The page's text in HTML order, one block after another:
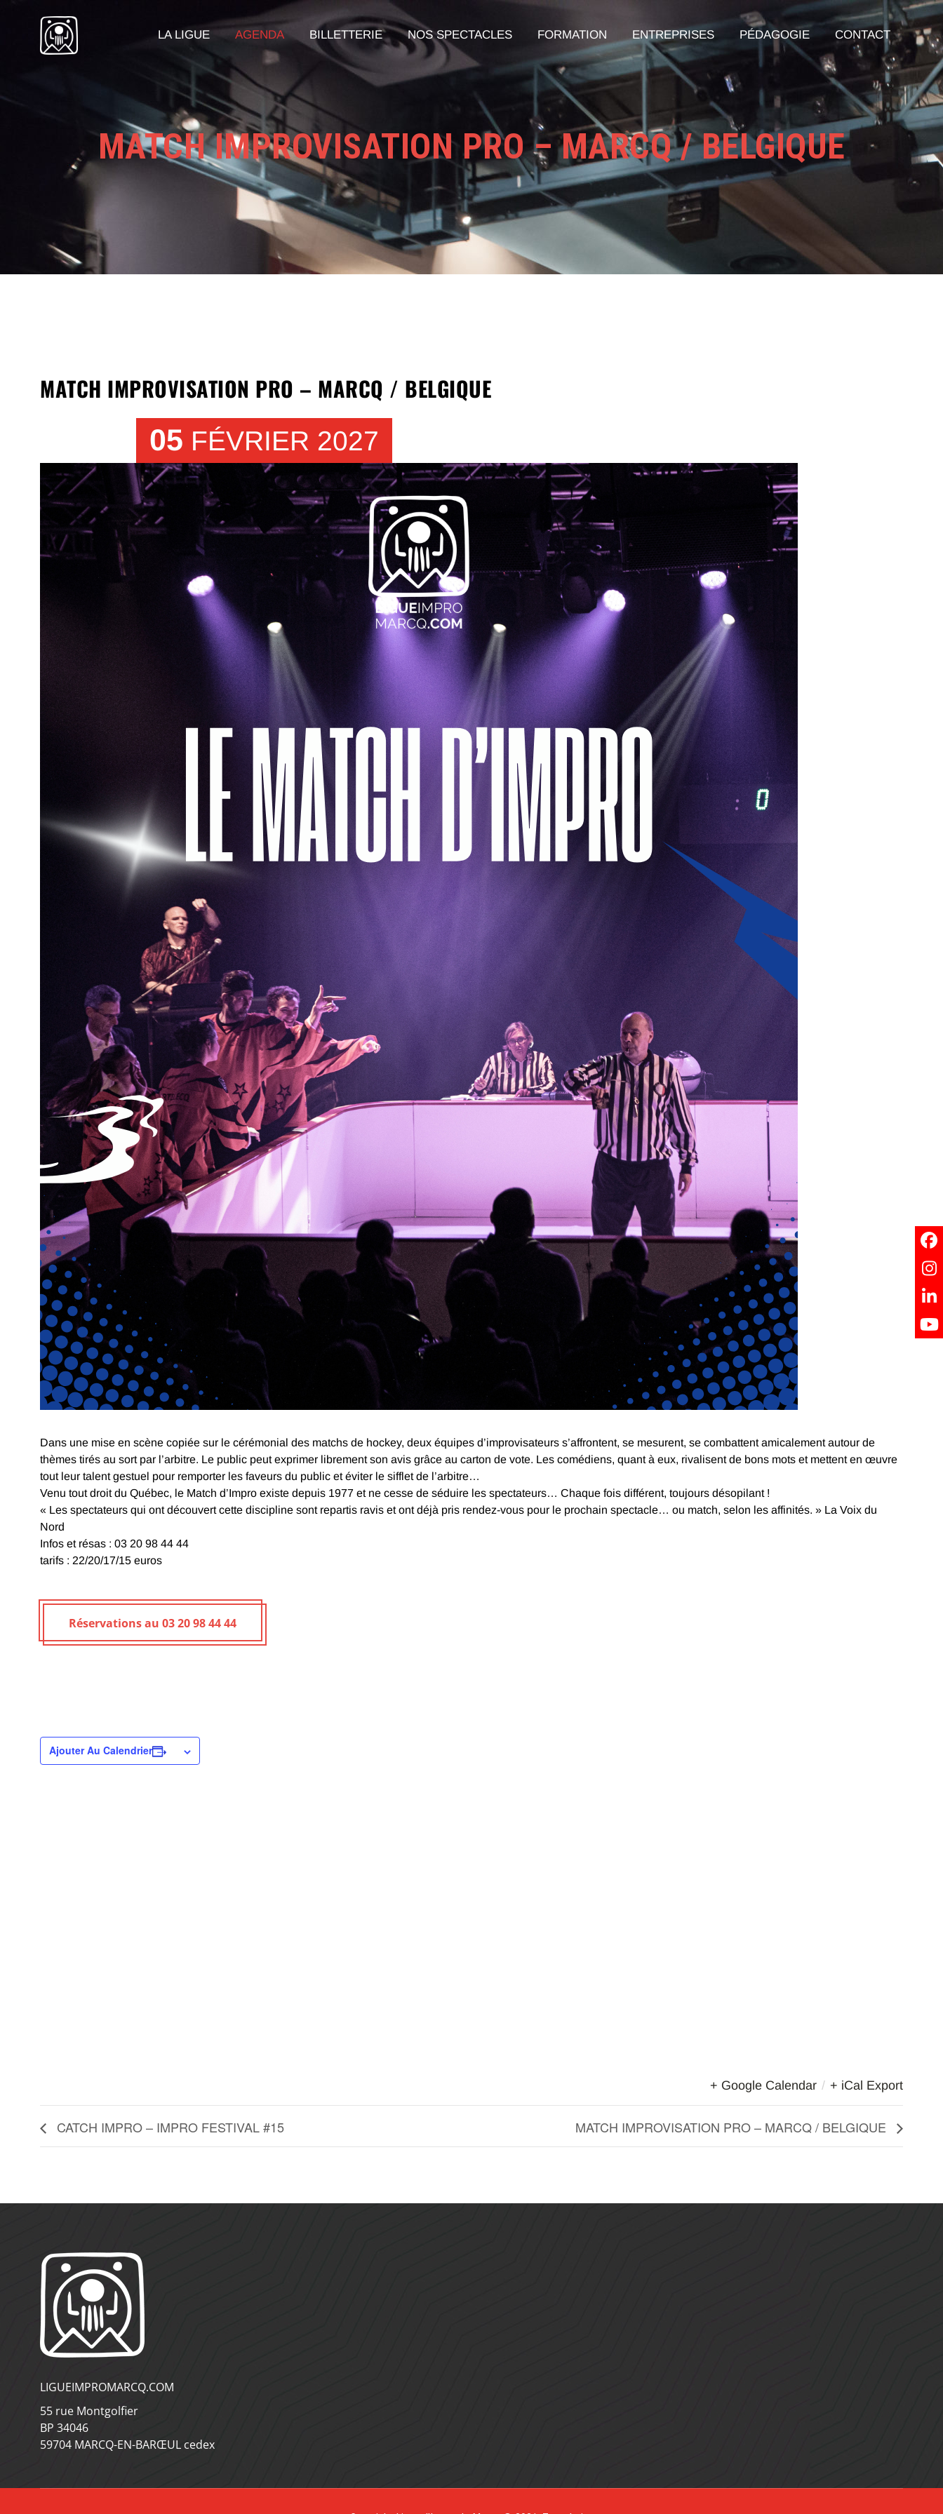
LA LIGUE AGENDA BILLETTERIE NOS SPECTACLES FORMATION ENTREPRISES PÉDAGOGIE CONTACT
MATCH IMPROVISATION PRO – MARCQ / BELGIQUE
MATCH IMPROVISATION PRO – MARCQ / BELGIQUE
05 FÉVRIER 2027
Dans une mise en scène copiée sur le cérémonial des matchs de hockey, deux équipes d’improvisateurs s’affrontent, se mesurent, se combattent amicalement autour de
thèmes tirés au sort par l’arbitre. Le public peut exprimer librement son avis grâce au carton de vote. Les comédiens, quant à eux, rivalisent de bons mots et mettent en œuvre
tout leur talent gestuel pour remporter les faveurs du public et éviter le sifflet de l’arbitre…
Venu tout droit du Québec, le Match d’Impro existe depuis 1977 et ne cesse de séduire les spectateurs… Chaque fois différent, toujours désopilant !
« Les spectateurs qui ont découvert cette discipline sont repartis ravis et ont déjà pris rendez-vous pour le prochain spectacle… ou match, selon les affinités. » La Voix du
Nord
Infos et résas : 03 20 98 44 44
tarifs : 22/20/17/15 euros
Réservations au 03 20 98 44 44
Ajouter Au Calendrier
+ Google Calendar / + iCal Export
CATCH IMPRO – IMPRO FESTIVAL #15 MATCH IMPROVISATION PRO – MARCQ / BELGIQUE
LIGUEIMPROMARCQ.COM
55 rue Montgolfier
BP 34046
59704 MARCQ-EN-BARŒUL cedex